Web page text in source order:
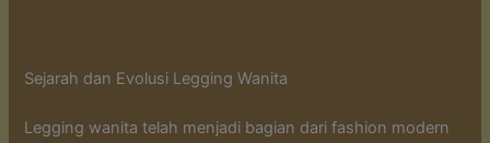
Sejarah dan Evolusi Legging Wanita
Legging wanita telah menjadi bagian dari fashion modern